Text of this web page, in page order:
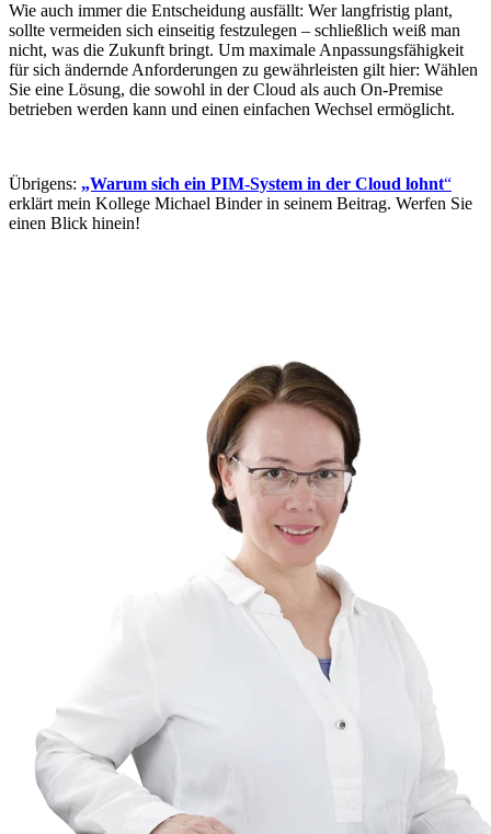
Wie auch immer die Entscheidung ausfällt: Wer langfristig plant,
sollte vermeiden sich einseitig festzulegen – schließlich weiß man
nicht, was die Zukunft bringt. Um maximale Anpassungsfähigkeit
für sich ändernde Anforderungen zu gewährleisten gilt hier: Wählen
Sie eine Lösung, die sowohl in der Cloud als auch On-Premise
betrieben werden kann und einen einfachen Wechsel ermöglicht.
Übrigens: „Warum sich ein PIM-System in der Cloud lohnt“
erklärt mein Kollege Michael Binder in seinem Beitrag. Werfen Sie
einen Blick hinein!